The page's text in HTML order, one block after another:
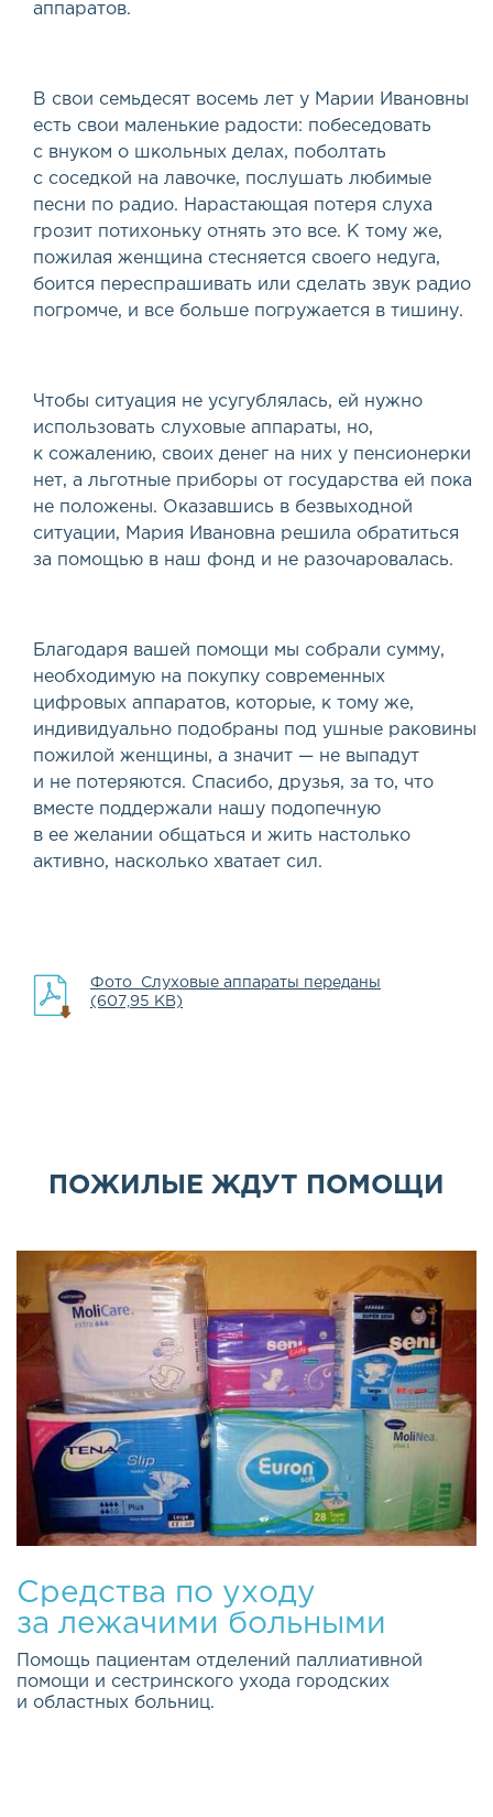
аппаратов.
В свои семьдесят восемь лет у Марии Ивановны
есть свои маленькие радости: побеседовать
с внуком о школьных делах, поболтать
с соседкой на лавочке, послушать любимые
песни по радио. Нарастающая потеря слуха
грозит потихоньку отнять это все. К тому же,
пожилая женщина стесняется своего недуга,
боится переспрашивать или сделать звук радио
погромче, и все больше погружается в тишину.
Чтобы ситуация не усугублялась, ей нужно
использовать слуховые аппараты, но,
к сожалению, своих денег на них у пенсионерки
нет, а льготные приборы от государства ей пока
не положены. Оказавшись в безвыходной
ситуации, Мария Ивановна решила обратиться
за помощью в наш фонд и не разочаровалась.
Благодаря вашей помощи мы собрали сумму,
необходимую на покупку современных
цифровых аппаратов, которые, к тому же,
индивидуально подобраны под ушные раковины
пожилой женщины, а значит — не выпадут
и не потеряются. Спасибо, друзья, за то, что
вместе поддержали нашу подопечную
в ее желании общаться и жить настолько
активно, насколько хватает сил.
Фото_Слуховые аппараты переданы
(607,95 KB)
ПОЖИЛЫЕ ЖДУТ ПОМОЩИ
Средства по уходу
за лежачими больными
Помощь пациентам отделений паллиативной
помощи и сестринского ухода городских
и областных больниц.